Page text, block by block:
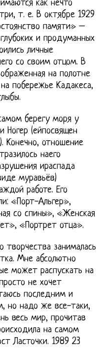
как нечто
т. е. В октябре 1929
памяти» –
и продуманных
личные
со своим отцом. В
на полотне
побережье Кадакеса,
берегу моря у
Ногер (ейпосвящен
Конечно, отношение
наего
ираспада
муравьёв)
работе. Его
«Порт-Альгер»,
со спины», «Женская
«Портрет отца».
занималась
Мне абсолютно
может распускать на
не хочет
последним и
но надо же все-таки,
весь мир, прочитав
на самом
Ласточки. 1989 23